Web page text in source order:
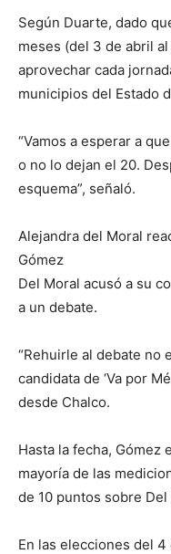
Según Duarte, dado
meses (del 3 de abril
aprovechar cada
municipios del Estado
“Vamos a esperar a
o no lo dejan el 20.
esquema”, señaló.
Alejandra del Moral
Gómez
Del Moral acusó a su
a un debate.
“Rehuirle al debate no
candidata de ‘Va por
desde Chalco.
Hasta la fecha, Gómez
mayoría de las
de 10 puntos sobre Del
En las elecciones del